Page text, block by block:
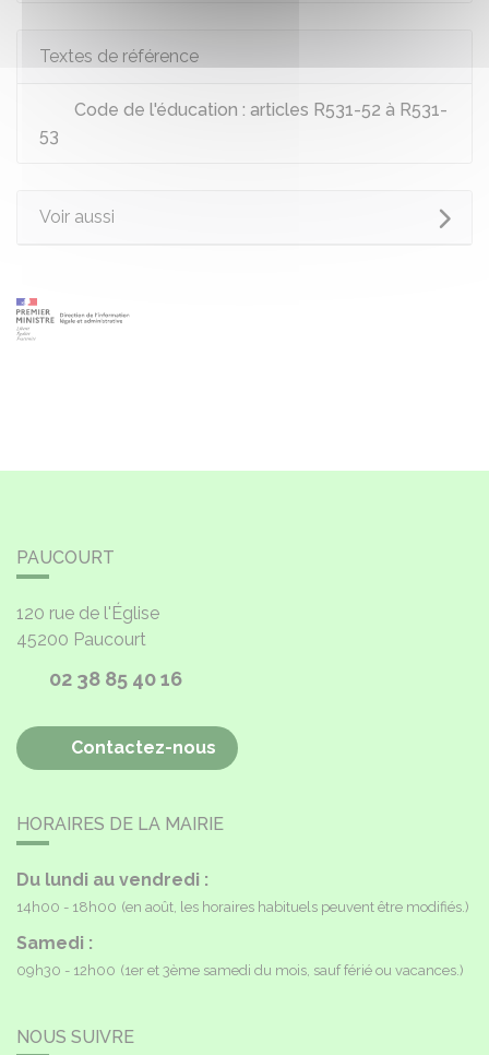
Textes de référence
Code de l'éducation : articles R531-52 à R531-
53
Voir aussi
PAUCOURT
120 rue de l'Église
45200 Paucourt
02 38 85 40 16
Contactez-nous
HORAIRES DE LA MAIRIE
Du lundi au vendredi :
14h00 - 18h00 (en août, les horaires habituels peuvent être modifiés.)
Samedi :
09h30 - 12h00 (1er et 3ème samedi du mois, sauf férié ou vacances.)
NOUS SUIVRE